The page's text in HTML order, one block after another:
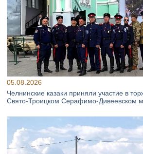
05.08.2026
Челнинские казаки приняли участие в
Свято‑Троицком Серафимо‑Дивеевском